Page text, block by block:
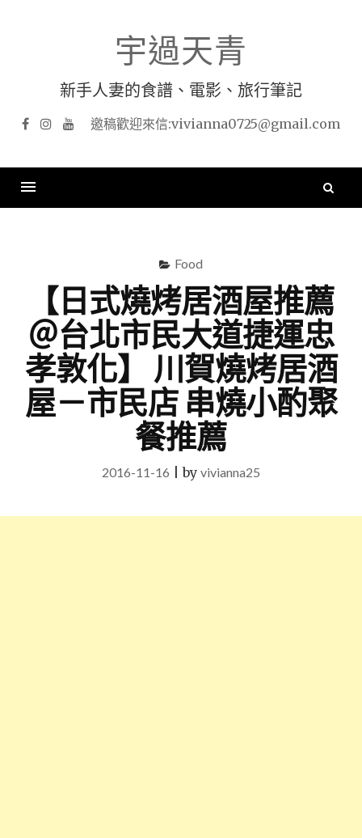
宇過天青
新手人妻的食譜、電影、旅行筆記
FacebookInstagramYouTube
Food
【日式燒烤居酒屋推薦
＠台北市民大道捷運忠
孝敦化】 川賀燒烤居酒
屋－市民店 串燒小酌聚
餐推薦
2016-11-16 |by vivianna25